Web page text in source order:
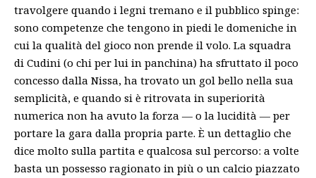
travolgere quando i legni tremano e il pubblico spinge:
sono competenze che tengono in piedi le domeniche in
cui la qualità del gioco non prende il volo. La squadra
di Cudini (o chi per lui in panchina) ha sfruttato il poco
concesso dalla Nissa, ha trovato un gol bello nella sua
semplicità, e quando si è ritrovata in superiorità
numerica non ha avuto la forza — o la lucidità — per
portare la gara dalla propria parte. È un dettaglio che
dice molto sulla partita e qualcosa sul percorso: a volte
basta un possesso ragionato in più o un calcio piazzato